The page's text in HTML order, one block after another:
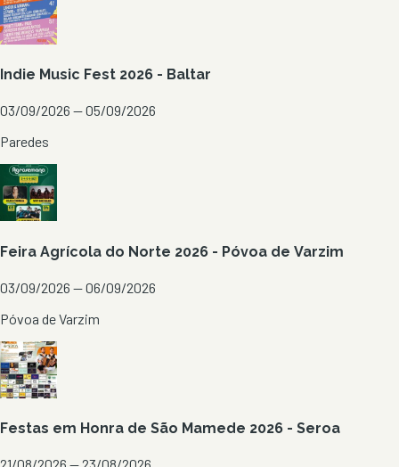
Indie Music Fest 2026 - Baltar
03/09/2026 — 05/09/2026
Paredes
Feira Agrícola do Norte 2026 - Póvoa de Varzim
03/09/2026 — 06/09/2026
Póvoa de Varzim
Festas em Honra de São Mamede 2026 - Seroa